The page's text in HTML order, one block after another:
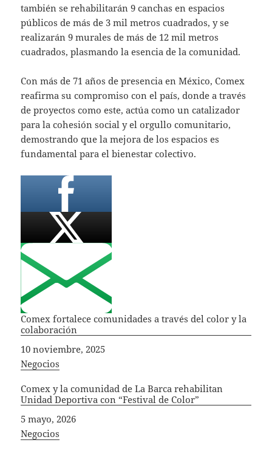
también se rehabilitarán 9 canchas en espacios
públicos de más de 3 mil metros cuadrados, y se
realizarán 9 murales de más de 12 mil metros
cuadrados, plasmando la esencia de la comunidad.
Con más de 71 años de presencia en México, Comex
reafirma su compromiso con el país, donde a través
de proyectos como este, actúa como un catalizador
para la cohesión social y el orgullo comunitario,
demostrando que la mejora de los espacios es
fundamental para el bienestar colectivo.
Comex fortalece comunidades a través del color y la
colaboración
Fecha
10 noviembre, 2025
In relation to
Negocios
Comex y la comunidad de La Barca rehabilitan
Unidad Deportiva con “Festival de Color”
Fecha
5 mayo, 2026
In relation to
Negocios